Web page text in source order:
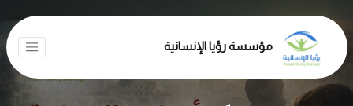
مؤسسة رؤيا الإنسانية